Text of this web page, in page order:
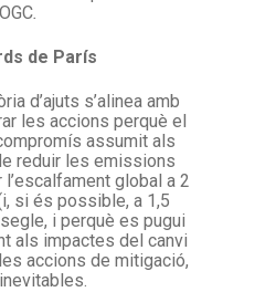
de París
d’ajuts s’alinea amb
les accions perquè el
assumit als
reduir les emissions
l’escalfament global a 2
si és possible, a 1,5
i perquè es pugui
als impactes del canvi
accions de mitigació,